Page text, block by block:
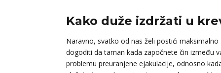
Kako duže izdržati u
Naravno, svatko od nas želi postići
dogoditi da taman kada započnete čin između
problemu preuranjene ejakulacije, odnosno